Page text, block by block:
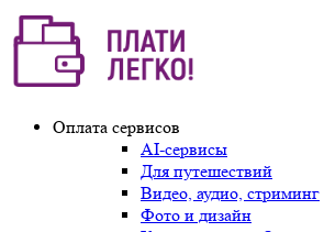
Оплата сервисов
AI-сервисы
Для путешествий
Видео, аудио, стриминг
Фото и дизайн